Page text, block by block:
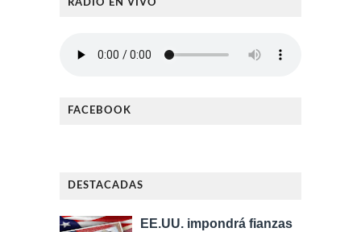
RADIO EN VIVO
FACEBOOK
DESTACADAS
EE.UU. impondrá fianzas